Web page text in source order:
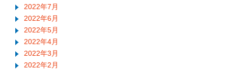
2022年7月
2022年6月
2022年5月
2022年4月
2022年3月
2022年2月